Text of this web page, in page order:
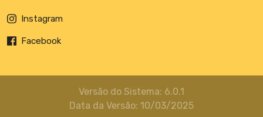
Instagram
Facebook
Versão do Sistema: 6.0.1
Data da Versão: 10/03/2025